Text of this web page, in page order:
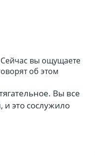
вы ощущаете
об этом
Вы все
и это сослужило